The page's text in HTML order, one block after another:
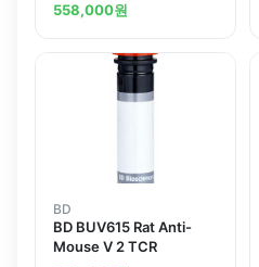
558,000원
BD
BD BUV615 Rat Anti-
Mouse V 2 TCR